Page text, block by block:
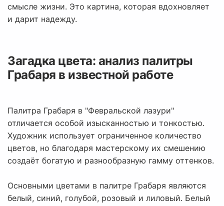
смысле жизни. Это картина, которая вдохновляет
и дарит надежду.
Загадка цвета: анализ палитры
Грабаря в известной работе
Палитра Грабаря в "Февральской лазури"
отличается особой изысканностью и тонкостью.
Художник использует ограниченное количество
цветов, но благодаря мастерскому их смешению
создаёт богатую и разнообразную гамму оттенков.
Основными цветами в палитре Грабаря являются
белый, синий, голубой, розовый и лиловый. Белый